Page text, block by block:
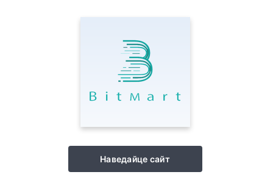
Наведайце сайт